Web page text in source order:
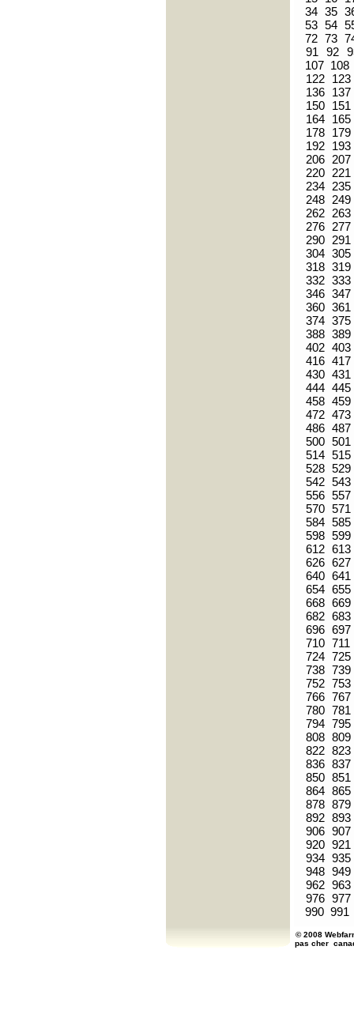
34 35
53 54
72 73
91
92
107 108
122
123
136
137
150
151
164
165
178
179
192
193
206 207
220
221
234
235
248
249
262
263
276
277
290
291
304 305
318 319
332 333
346 347
360 361
374 375
388 389
402 403
416 417
430 431
444 445
458 459
472 473
486 487
500 501
514 515
528 529
542 543
556 557
570 571
584 585
598 599
612 613
626 627
640 641
654 655
668 669
682 683
696 697
710 711
724 725
738 739
752 753
766 767
780 781
794 795
808 809
822 823
836 837
850 851
864 865
878 879
892 893
906 907
920 921
934 935
948 949
962 963
976 977
990 991
© 2008
pas cher